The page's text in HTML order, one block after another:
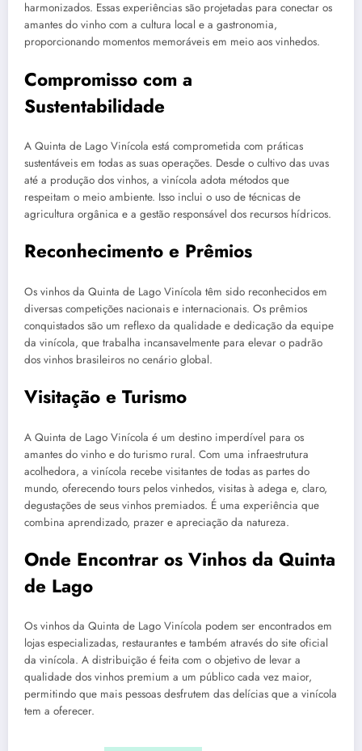
harmonizados. Essas experiências são projetadas para conectar os
amantes do vinho com a cultura local e a gastronomia,
proporcionando momentos memoráveis em meio aos vinhedos.
Compromisso com a
Sustentabilidade
A Quinta de Lago Vinícola está comprometida com práticas
sustentáveis em todas as suas operações. Desde o cultivo das uvas
até a produção dos vinhos, a vinícola adota métodos que
respeitam o meio ambiente. Isso inclui o uso de técnicas de
agricultura orgânica e a gestão responsável dos recursos hídricos.
Reconhecimento e Prêmios
Os vinhos da Quinta de Lago Vinícola têm sido reconhecidos em
diversas competições nacionais e internacionais. Os prêmios
conquistados são um reflexo da qualidade e dedicação da equipe
da vinícola, que trabalha incansavelmente para elevar o padrão
dos vinhos brasileiros no cenário global.
Visitação e Turismo
A Quinta de Lago Vinícola é um destino imperdível para os
amantes do vinho e do turismo rural. Com uma infraestrutura
acolhedora, a vinícola recebe visitantes de todas as partes do
mundo, oferecendo tours pelos vinhedos, visitas à adega e, claro,
degustações de seus vinhos premiados. É uma experiência que
combina aprendizado, prazer e apreciação da natureza.
Onde Encontrar os Vinhos da Quinta
de Lago
Os vinhos da Quinta de Lago Vinícola podem ser encontrados em
lojas especializadas, restaurantes e também através do site oficial
da vinícola. A distribuição é feita com o objetivo de levar a
qualidade dos vinhos premium a um público cada vez maior,
permitindo que mais pessoas desfrutem das delícias que a vinícola
tem a oferecer.